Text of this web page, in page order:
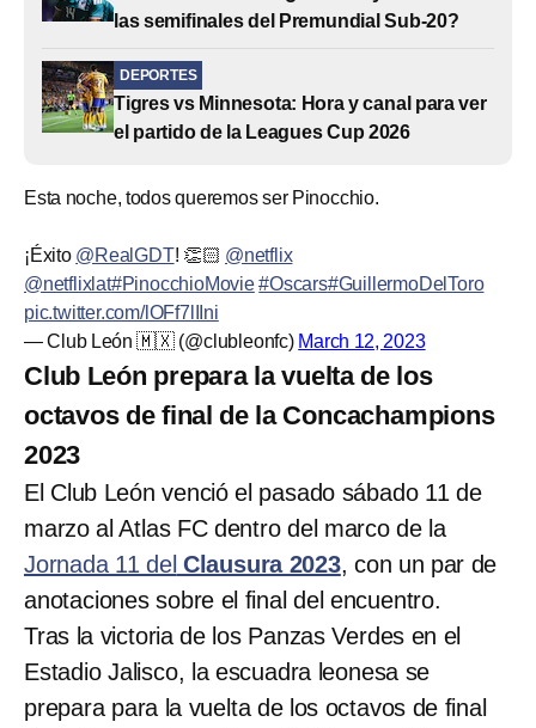
las semifinales del Premundial Sub-20?
DEPORTES
Tigres vs Minnesota: Hora y canal para ver
el partido de la Leagues Cup 2026
Esta noche, todos queremos ser Pinocchio.
¡Éxito @RealGDT! 👏🏻 @netflix
@netflixlat#PinocchioMovie #Oscars#GuillermoDelToro
pic.twitter.com/lOFf7lIIni
— Club León 🇲🇽 (@clubleonfc) March 12, 2023
Club León prepara la vuelta de los
octavos de final de la Concachampions
2023
El Club León venció el pasado sábado 11 de
marzo al Atlas FC dentro del marco de la
Jornada 11 del Clausura 2023, con un par de
anotaciones sobre el final del encuentro.
Tras la victoria de los Panzas Verdes en el
Estadio Jalisco, la escuadra leonesa se
prepara para la vuelta de los octavos de final